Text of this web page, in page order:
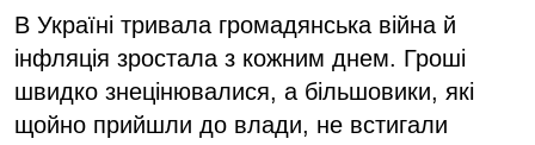
В Україні тривала громадянська війна й
інфляція зростала з кожним днем. Гроші
швидко знецінювалися, а більшовики, які
щойно прийшли до влади, не встигали